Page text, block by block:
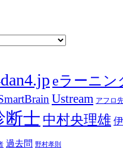
eラーニン
Ustream アフロ
断士 中村央理雄
過去問 野村孝則